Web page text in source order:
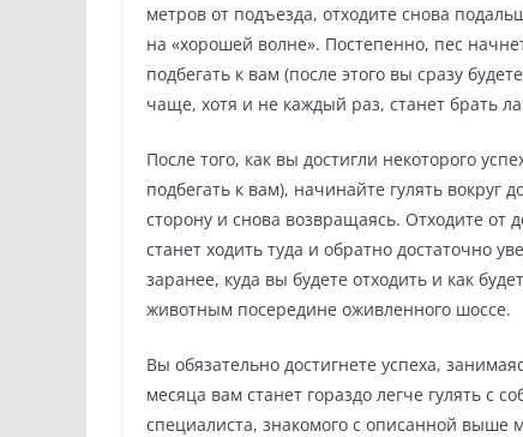
метров от подъезда, отходите снова
на «хорошей волне». Постепенно, пес
подбегать к вам (после этого вы сразу
чаще, хотя и не каждый раз, станет брать
После того, как вы достигли некоторого
подбегать к вам), начинайте гулять вокруг
сторону и снова возвращаясь. Отходите от
станет ходить туда и обратно достаточно
заранее, куда вы будете отходить и как
животным посередине оживленного шоссе.
Вы обязательно достигнете успеха,
месяца вам станет гораздо легче гулять с
специалиста, знакомого с описанной выше